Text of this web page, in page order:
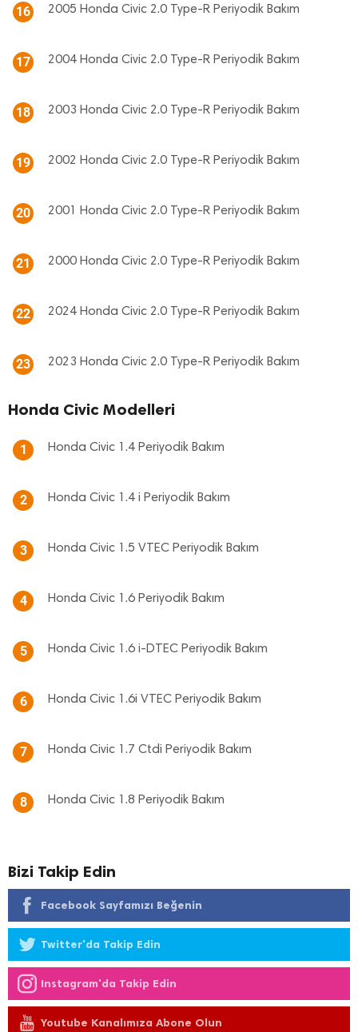
16 2005 Honda Civic 2.0 Type-R Periyodik Bakım
17 2004 Honda Civic 2.0 Type-R Periyodik Bakım
18 2003 Honda Civic 2.0 Type-R Periyodik Bakım
19 2002 Honda Civic 2.0 Type-R Periyodik Bakım
20 2001 Honda Civic 2.0 Type-R Periyodik Bakım
21 2000 Honda Civic 2.0 Type-R Periyodik Bakım
22 2024 Honda Civic 2.0 Type-R Periyodik Bakım
23 2023 Honda Civic 2.0 Type-R Periyodik Bakım
Honda Civic Modelleri
1 Honda Civic 1.4 Periyodik Bakım
2 Honda Civic 1.4 i Periyodik Bakım
3 Honda Civic 1.5 VTEC Periyodik Bakım
4 Honda Civic 1.6 Periyodik Bakım
5 Honda Civic 1.6 i-DTEC Periyodik Bakım
6 Honda Civic 1.6i VTEC Periyodik Bakım
7 Honda Civic 1.7 Ctdi Periyodik Bakım
8 Honda Civic 1.8 Periyodik Bakım
Bizi Takip Edin
Facebook Sayfamızı Beğenin
Twitter'da Takip Edin
Instagram'da Takip Edin
Youtube Kanalımıza Abone Olun